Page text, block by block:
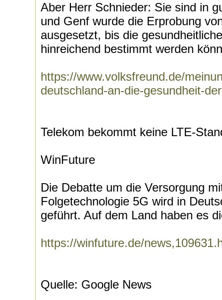
Aber Herr Schnieder: Sie sind in
und Genf wurde die Erprobung
ausgesetzt, bis die
hinreichend bestimmt werden
https://www.volksfreund.de/
deutschland-an-die-gesundheit-
Telekom bekommt keine LTE-
WinFuture
Die Debatte um die Versorgung
Folgetechnologie 5G wird in
geführt. Auf dem Land haben es
https://winfuture.de/
Quelle: Google News